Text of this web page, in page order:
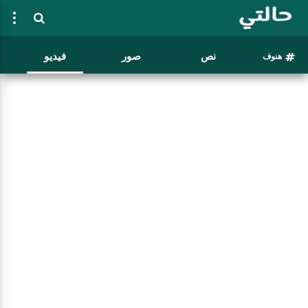
هنوف نص صور فيديو